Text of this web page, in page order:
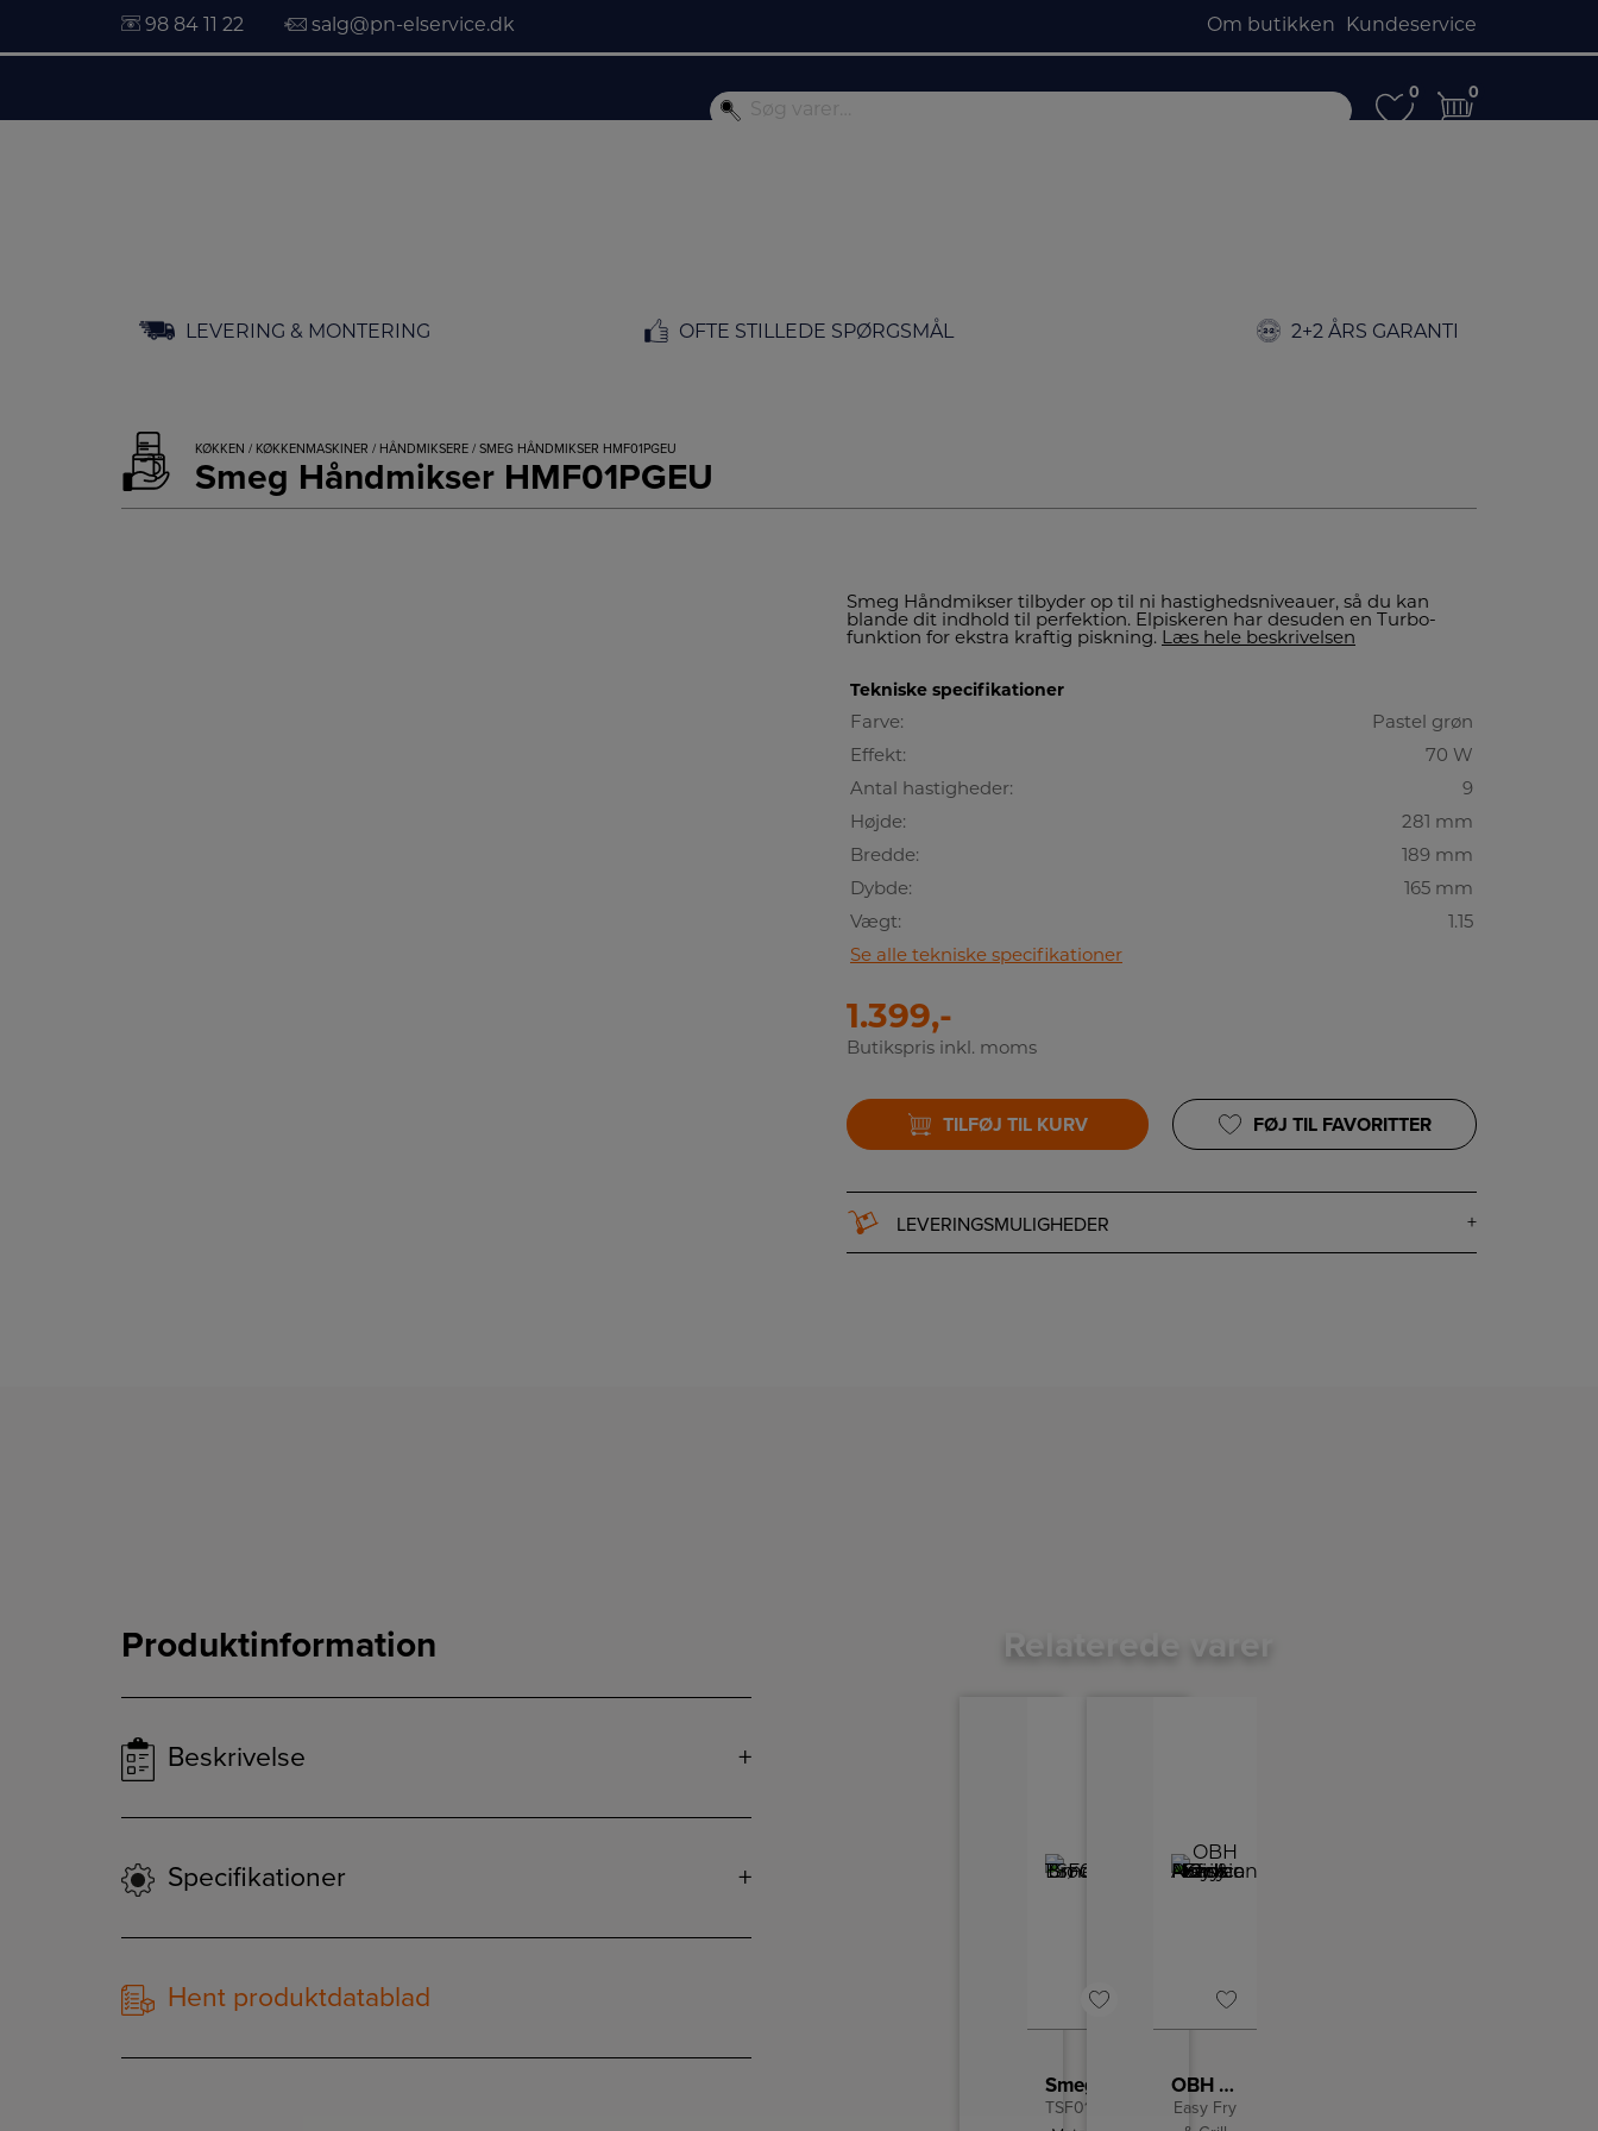
98 84 11 22 salg@pn-elservice.dk Om butikken Kundeservice
0
0 0
0
LEVERING & MONTERING OFTE STILLEDE SPØRGSMÅL 2+2 ÅRS GARANTI
KØKKEN / KØKKENMASKINER / HÅNDMIKSERE / SMEG HÅNDMIKSER HMF01PGEU
Smeg Håndmikser HMF01PGEU
Smeg Håndmikser tilbyder op til ni hastighedsniveauer, så du kan
blande dit indhold til perfektion. Elpiskeren har desuden en Turbo-
funktion for ekstra kraftig piskning. Læs hele beskrivelsen
Tekniske specifikationer
Farve:
Pastel grøn
Effekt:
70 W
Antal hastigheder:
9
Højde:
281 mm
Bredde:
189 mm
Dybde:
165 mm
Vægt:
1.15
Se alle tekniske specifikationer
1.399,-
Butikspris inkl. moms
TILFØJ TIL KURV FØJ TIL FAVORITTER
LEVERINGSMULIGHEDER
Produktinformation
Beskrivelse
Specifikationer
Hent produktdatablad
Relaterede varer
TSF01BLMEU
OBH Nordica Airfryer
Easy Fry